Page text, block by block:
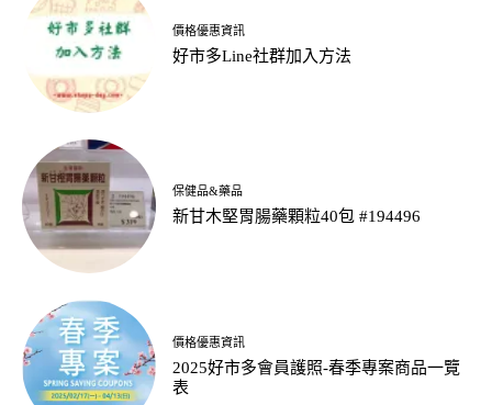
價格優惠資訊
好市多Line社群加入方法
保健品&藥品
新甘木堅胃腸藥顆粒40包 #194496
價格優惠資訊
2025好市多會員護照-春季專案商品一覽
表